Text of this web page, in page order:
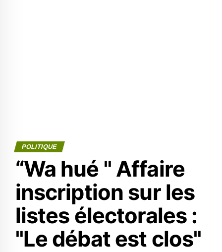
POLITIQUE
“Wa hué " Affaire
inscription sur les
listes électorales :
"Le débat est clos"